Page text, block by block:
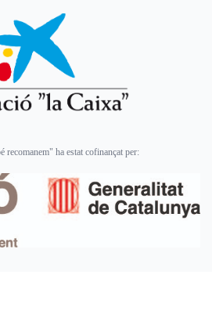
recomanem" ha estat cofinançat per: